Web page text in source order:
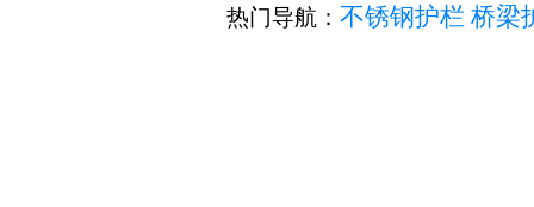
热门导航： 不锈钢护栏 桥梁